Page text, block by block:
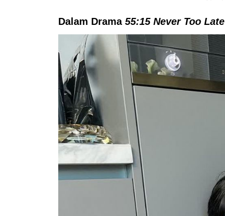
Dalam Drama 55:15 Never Too Late